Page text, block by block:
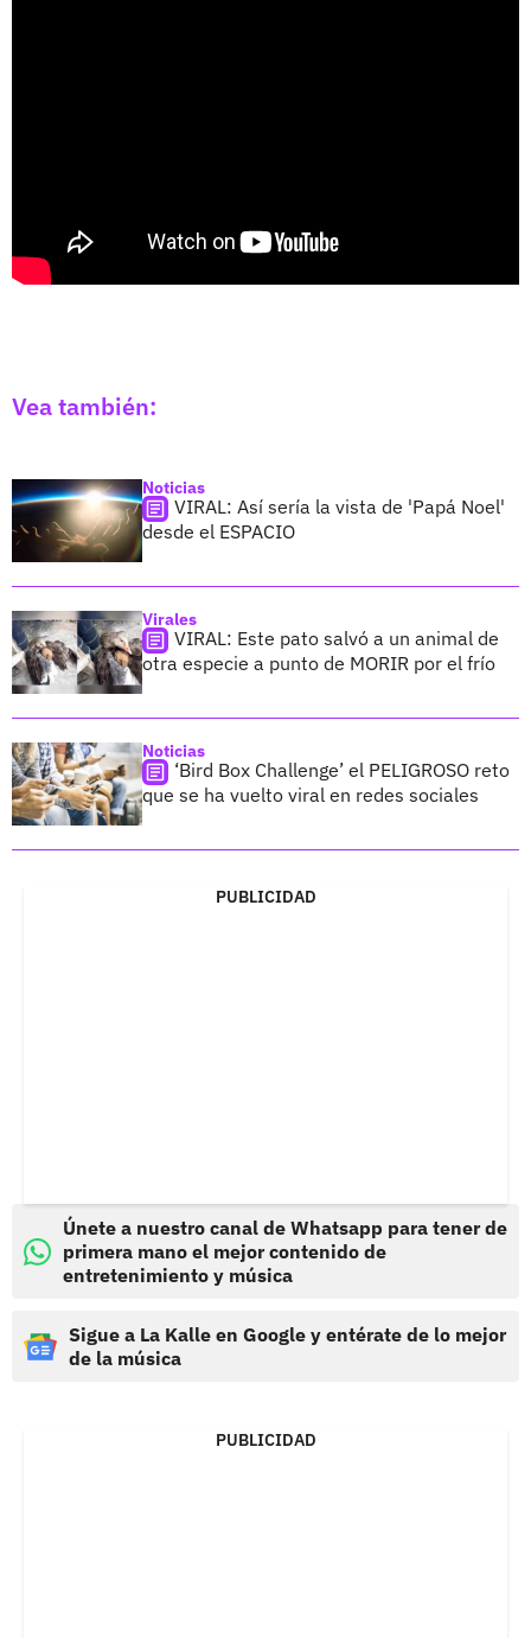
Vea también:
Noticias
VIRAL: Así sería la vista de 'Papá Noel'
desde el ESPACIO
Virales
VIRAL: Este pato salvó a un animal de
otra especie a punto de MORIR por el frío
Noticias
‘Bird Box Challenge’ el PELIGROSO reto
que se ha vuelto viral en redes sociales
PUBLICIDAD
Únete a nuestro canal de Whatsapp para tener de
primera mano el mejor contenido de
entretenimiento y música
Sigue a La Kalle en Google y entérate de lo mejor
de la música
PUBLICIDAD